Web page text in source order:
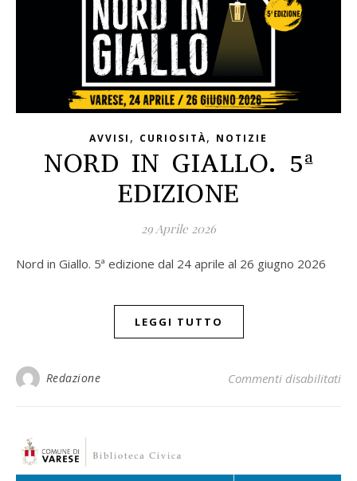
AVVISI , CURIOSITÀ, NOTIZIE
NORD IN GIALLO. 5ª
EDIZIONE
29 Aprile 2026
Nord in Giallo. 5ª edizione dal 24 aprile al 26 giugno 2026
LEGGI TUTTO
Redazione Commenti disabilitati